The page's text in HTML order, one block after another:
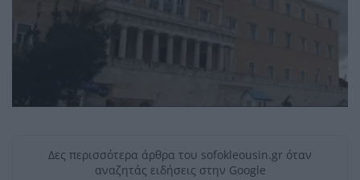
Δες περισσότερα άρθρα του sofokleousin.gr όταν
αναζητάς ειδήσεις στην Google